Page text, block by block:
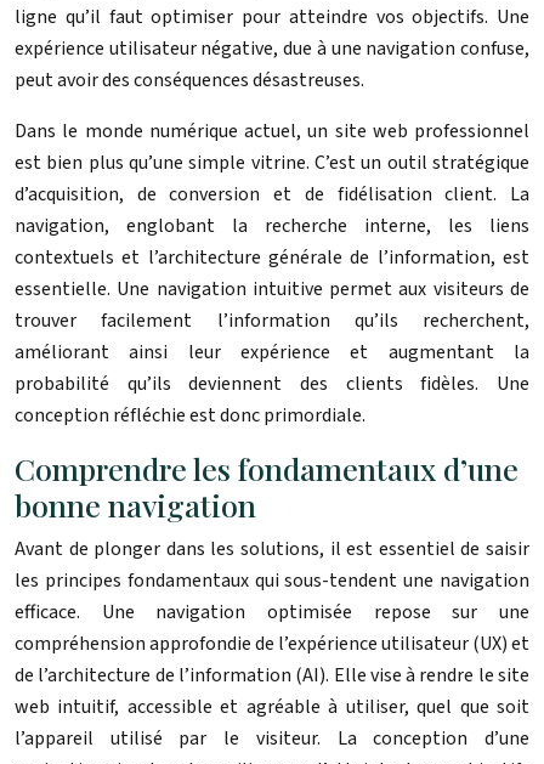
ligne qu’il faut optimiser pour atteindre vos objectifs. Une
expérience utilisateur négative, due à une navigation confuse,
peut avoir des conséquences désastreuses.
Dans le monde numérique actuel, un site web professionnel
est bien plus qu’une simple vitrine. C’est un outil stratégique
d’acquisition, de conversion et de fidélisation client. La
navigation, englobant la recherche interne, les liens
contextuels et l’architecture générale de l’information, est
essentielle. Une navigation intuitive permet aux visiteurs de
trouver facilement l’information qu’ils recherchent,
améliorant ainsi leur expérience et augmentant la
probabilité qu’ils deviennent des clients fidèles. Une
conception réfléchie est donc primordiale.
Comprendre les fondamentaux d’une
bonne navigation
Avant de plonger dans les solutions, il est essentiel de saisir
les principes fondamentaux qui sous-tendent une navigation
efficace. Une navigation optimisée repose sur une
compréhension approfondie de l’expérience utilisateur (UX) et
de l’architecture de l’information (AI). Elle vise à rendre le site
web intuitif, accessible et agréable à utiliser, quel que soit
l’appareil utilisé par le visiteur. La conception d’une